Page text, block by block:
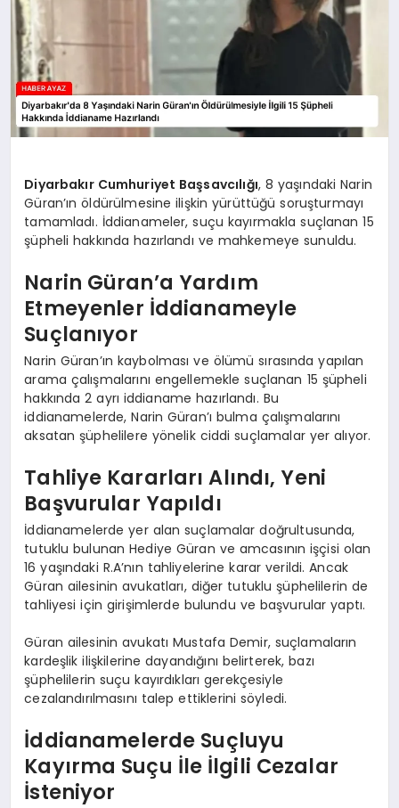
Diyarbakır Cumhuriyet Başsavcılığı, 8 yaşındaki Narin
Güran’ın öldürülmesine ilişkin yürüttüğü soruşturmayı
tamamladı. İddianameler, suçu kayırmakla suçlanan 15
şüpheli hakkında hazırlandı ve mahkemeye sunuldu.
Narin Güran’a Yardım
Etmeyenler İddianameyle
Suçlanıyor
Narin Güran’ın kaybolması ve ölümü sırasında yapılan
arama çalışmalarını engellemekle suçlanan 15 şüpheli
hakkında 2 ayrı iddianame hazırlandı. Bu
iddianamelerde, Narin Güran’ı bulma çalışmalarını
aksatan şüphelilere yönelik ciddi suçlamalar yer alıyor.
Tahliye Kararları Alındı, Yeni
Başvurular Yapıldı
İddianamelerde yer alan suçlamalar doğrultusunda,
tutuklu bulunan Hediye Güran ve amcasının işçisi olan
16 yaşındaki R.A’nın tahliyelerine karar verildi. Ancak
Güran ailesinin avukatları, diğer tutuklu şüphelilerin de
tahliyesi için girişimlerde bulundu ve başvurular yaptı.
Güran ailesinin avukatı Mustafa Demir, suçlamaların
kardeşlik ilişkilerine dayandığını belirterek, bazı
şüphelilerin suçu kayırdıkları gerekçesiyle
cezalandırılmasını talep ettiklerini söyledi.
İddianamelerde Suçluyu
Kayırma Suçu İle İlgili Cezalar
İsteniyor